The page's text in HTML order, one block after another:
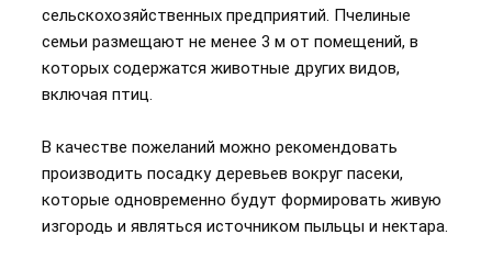
сельскохозяйственных предприятий. Пчелиные
семьи размещают не менее 3 м от помещений, в
которых содержатся животные других видов,
включая птиц.
В качестве пожеланий можно рекомендовать
производить посадку деревьев вокруг пасеки,
которые одновременно будут формировать живую
изгородь и являться источником пыльцы и нектара.